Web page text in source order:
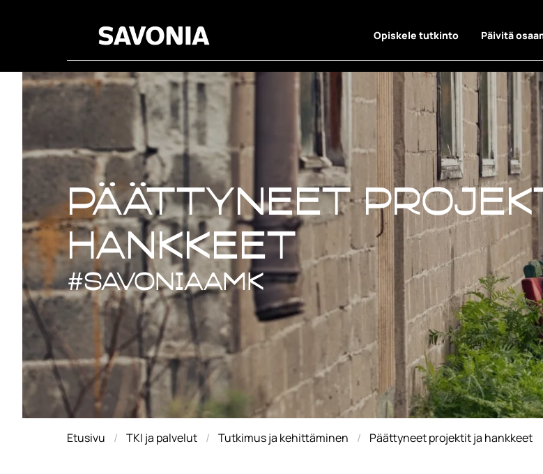
Opiskele tutkinto Päivitä
Päättyneet
Päättyneet
hankkeet
#savoniaAMK
Etusivu TKI ja palvelut Tutkimus ja kehittäminen Päättyneet projektit ja hankkeet